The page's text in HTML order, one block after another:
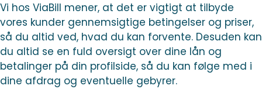
Vi hos ViaBill mener, at det er vigtigt at tilbyde
vores kunder gennemsigtige betingelser og priser,
så du altid ved, hvad du kan forvente. Desuden kan
du altid se en fuld oversigt over dine lån og
betalinger på din profilside, så du kan følge med i
dine afdrag og eventuelle gebyrer.